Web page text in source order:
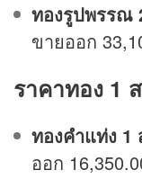
ทองรูปพรรณ
ขายออก
ราคาทอง 1
ทองคำแท่ง 1
ออก